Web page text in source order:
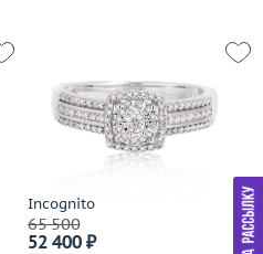
Incognito
65 500
52 400 ₽